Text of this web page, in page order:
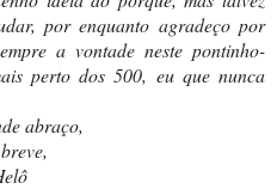
por enquanto agradeço por
a vontade neste pontinho-
perto dos 500, eu que nunca
abraço,